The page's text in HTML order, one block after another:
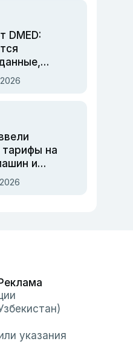
DMED:
и
на
и
указания